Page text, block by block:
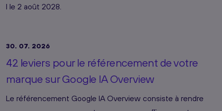
I le 2 août 2028.
30. 07. 2026
42 leviers pour le référencement de votre
marque sur Google IA Overview
Le référencement Google IA Overview consiste à rendre